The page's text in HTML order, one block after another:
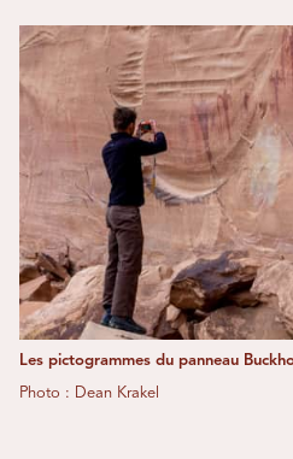
Les pictogrammes du panneau
Photo : Dean Krakel